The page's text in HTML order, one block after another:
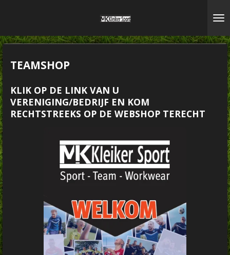
de
TEAMSHOP
KLIK OP DE LINK VAN U
VERENIGING/BEDRIJF EN KOM
RECHTSTREEKS OP DE WEBSHOP TERECHT